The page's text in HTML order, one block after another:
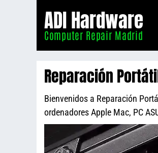
ADI Hardware
Computer Repair Madrid
Reparación
Bienvenidos a Reparación
ordenadores Apple Mac, PC